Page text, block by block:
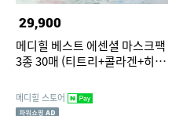
29,900
메디힐 베스트 에센셜 마스크팩
3종 30매 (티트리+콜라겐+히알
메디힐 스토어